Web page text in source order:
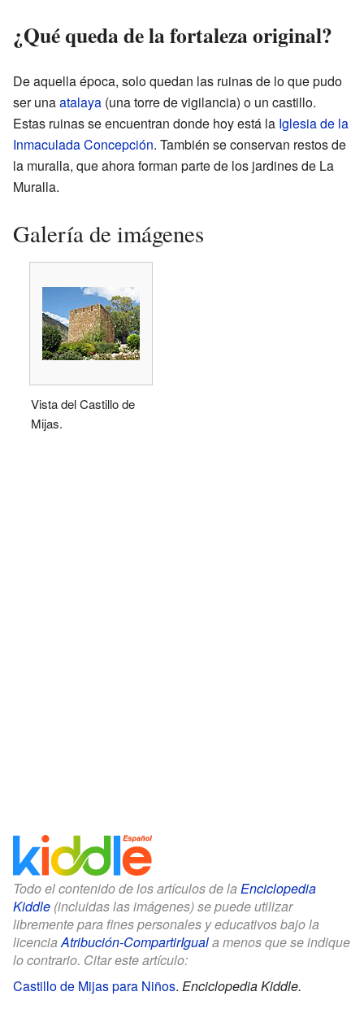
¿Qué queda de la fortaleza original?
De aquella época, solo quedan las ruinas de lo que pudo
ser unaatalaya (una torre de vigilancia) o un castillo.
Estas ruinas se encuentran donde hoy está la Iglesia de la
Inmaculada Concepción. También se conservan restos de
la muralla, que ahora forman parte de los jardines de La
Muralla.
Galería de imágenes
Vista del Castillo de
Mijas.
Todo el contenido de los artículos de la Enciclopedia
Kiddle (incluidas las imágenes) se puede utilizar
libremente para fines personales y educativos bajo la
licenciaAtribución-CompartirIguala menos que se indique
lo contrario. Citar este artículo:
Castillo de Mijas para Niños. Enciclopedia Kiddle.